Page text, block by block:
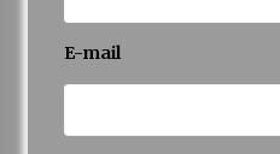
E-mail